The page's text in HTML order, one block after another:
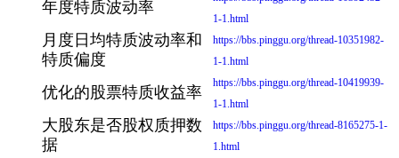
年度特质波动率
1-1.html
月度日均特质波动率和
特质偏度
https://bbs.pinggu.org/thread-10351982-
1-1.html
优化的股票特质收益率
https://bbs.pinggu.org/thread-10419939-
1-1.html
大股东是否股权质押数
据
https://bbs.pinggu.org/thread-8165275-1-
1.html